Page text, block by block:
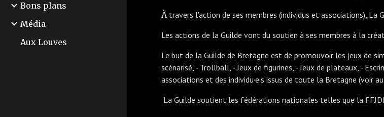
Bons plans
Média
Aux Louves
Àtravers l'action de ses membres (individus et associations), La
Les actions de la Guilde vont du soutien à ses membres à la
Le but de la Guilde de Bretagne est de promouvoir les jeux de
scénarisé, - Trollball, - Jeux de figurines, - Jeux de plateaux, -
associations et des individu·e·s issus de toute la Bretagne (voir
La Guilde soutient les fédérations nationales telles que la